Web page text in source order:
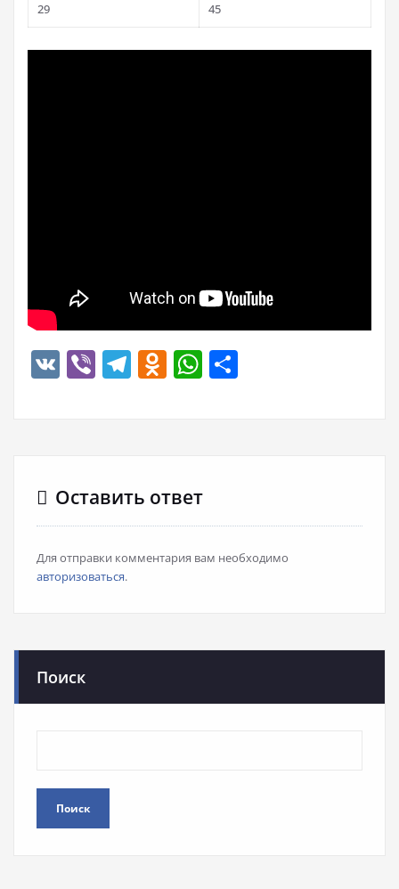
29 45
VK ViberTelegram
Odnoklassniki
WhatsApp
Оставить ответ
Для отправки комментария вам необходимо
авторизоваться.
Поиск
Поиск